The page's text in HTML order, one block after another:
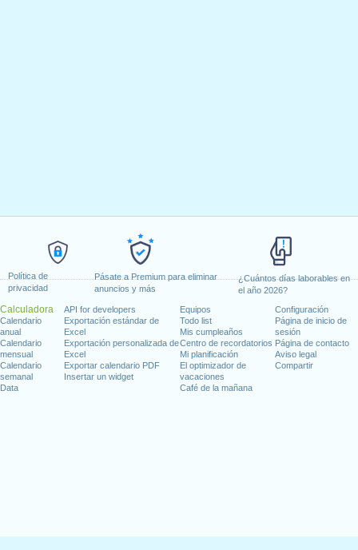
Política de
privacidad
Pásate a Premium para eliminar
anuncios y más
¿Cuántos días laborables en
el año 2026?
Calculadora
Calendario
anual
Calendario
mensual
Calendario
semanal
Data
API for developers
Exportación estándar de
Excel
Exportación personalizada de
Excel
Exportar calendario PDF
Insertar un widget
Equipos
Todo list
Mis cumpleaños
Centro de recordatorios
Mi planificación
El optimizador de
vacaciones
Café de la mañana
Configuración
Página de inicio de
sesión
Página de contacto
Aviso legal
Compartir